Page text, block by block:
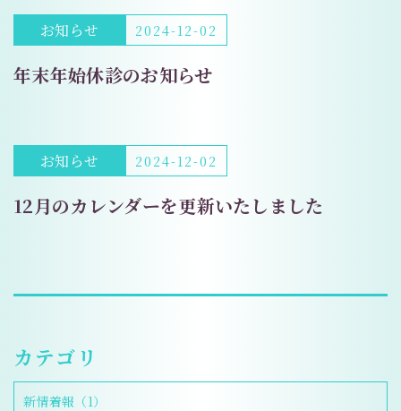
お知らせ 2024-12-02
年末年始休診のお知らせ
お知らせ 2024-12-02
12月のカレンダーを更新いたしました
カテゴリ
新情着報 （1）